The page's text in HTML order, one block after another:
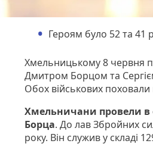
Героям було 52 та 41
Хмельницькому 8 червня
Дмитром Борцом та
Обох військових поховали
Хмельничани провели в
Борца. До лав Збройних
року. Він служив у складі